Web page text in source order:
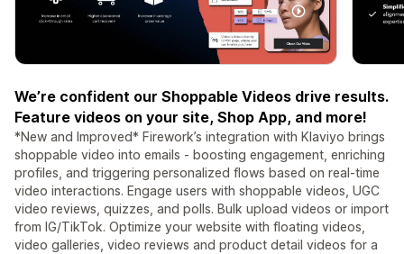
We’re confident our Shoppable Videos drive results.
Feature videos on your site, Shop App, and more!
*New and Improved* Firework’s integration with Klaviyo brings
shoppable video into emails - boosting engagement, enriching
profiles, and triggering personalized flows based on real-time
video interactions. Engage users with shoppable videos, UGC
video reviews, quizzes, and polls. Bulk upload videos or import
from IG/TikTok. Optimize your website with floating videos,
video galleries, video reviews and product detail videos for a